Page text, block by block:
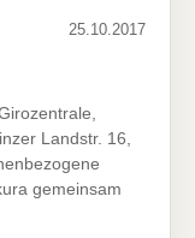
25.10.2017
Landstr. 16,
gemeinsam